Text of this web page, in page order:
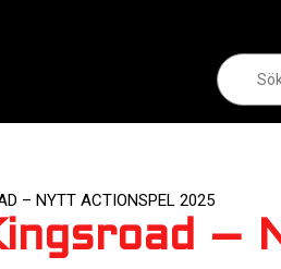
– NYTT ACTIONSPEL 2025
–